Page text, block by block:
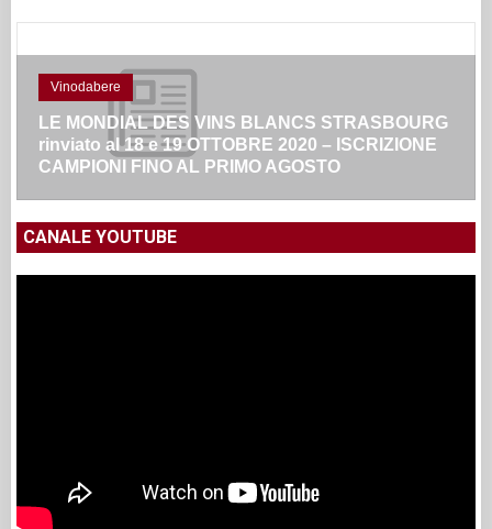
Vinodabere
LE MONDIAL DES VINS BLANCS STRASBOURG
rinviato al 18 e 19 OTTOBRE 2020 – ISCRIZIONE
CAMPIONI FINO AL PRIMO AGOSTO
CANALE YOUTUBE